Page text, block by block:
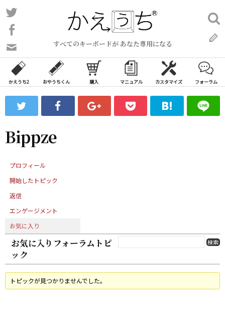
コ
ン
ン
ツ
ス
ッ
プ
すべてのキーボードが あなた専用になる
い
合
わ
フ
ォ
ム
検
索:
かえうち2 おやうちくん 購入 マニュアル カスタマイズ フォーラム
Bippze
プロフィール
開始したトピック
返信
エンゲージメント
お気に入り
お気に入りフォーラムトピ
ック
トピックが見つかりませんでした。